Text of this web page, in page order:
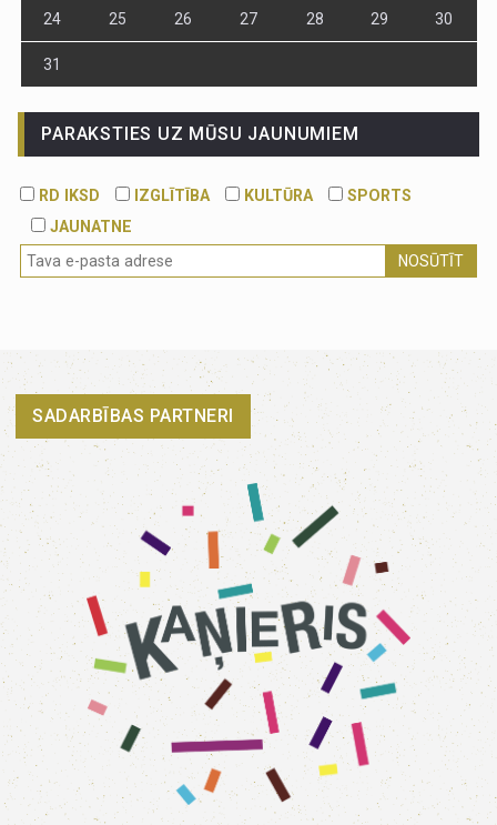
24 25 26 27 28 29 30
31
PARAKSTIES UZ MŪSU JAUNUMIEM
RD IKSD IZGLĪTĪBA KULTŪRA
SPORTS
JAUNATNE
NOSŪTĪT
SADARBĪBAS PARTNERI